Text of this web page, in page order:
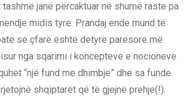
janë përcaktuar në shumë raste pa
midis tyre. Prandaj ende mund të
se çfarë është detyrë parësore më
nga sqarimi i koncepteve e nocioneve
“një fund me dhimbje” dhe sa funde
shqiptarët që të gjejnë prehje(!).